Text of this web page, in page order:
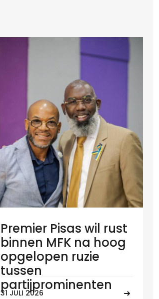
Premier Pisas wil rust
binnen MFK na hoog
opgelopen ruzie
tussen
partijprominenten
31 JULI 2026